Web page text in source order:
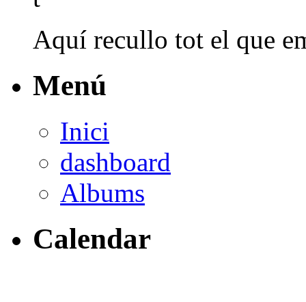
Aquí recullo tot el que
Menú
Inici
dashboard
Albums
Calendar